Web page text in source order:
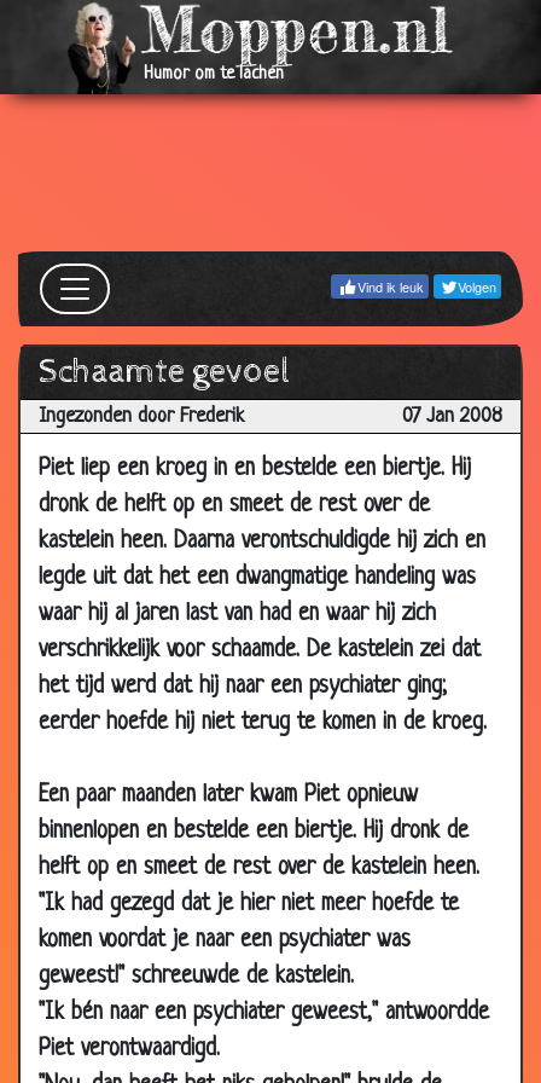
Humor om te lachen
Vind ik leuk Volgen
Schaamte gevoel
Ingezonden door Frederik 07 Jan 2008
Piet liep een kroeg in en bestelde een biertje. Hij
dronk de helft op en smeet de rest over de
kastelein heen. Daarna verontschuldigde hij zich en
legde uit dat het een dwangmatige handeling was
waar hij al jaren last van had en waar hij zich
verschrikkelijk voor schaamde. De kastelein zei dat
het tijd werd dat hij naar een psychiater ging;
eerder hoefde hij niet terug te komen in de kroeg.
Een paar maanden later kwam Piet opnieuw
binnenlopen en bestelde een biertje. Hij dronk de
helft op en smeet de rest over de kastelein heen.
"Ik had gezegd dat je hier niet meer hoefde te
komen voordat je naar een psychiater was
geweest!" schreeuwde de kastelein.
"Ik bén naar een psychiater geweest," antwoordde
Piet verontwaardigd.
18 Feb
2008
Bijna omvallen
11 Feb
2008
Speciaal gemaakt
2008
11 Feb
2008
Gevaarlijke dwerg 3.80
08 Feb
De ontsnapping
07 Feb
2008
Hoe laat is het? 3.24
04 Feb
2008
Opschepperij
31 Jan
2008
Eindelijk verkocht! 3.84
28 Jan
2008
Handig 3.35
28 Jan
Nieuwe portemonee 2.79
21 Jan
2008
Manieren leren
17 Jan
Niet voorbestemd
2008
Levende beelden
14 Jan
2008
Zwart staat beter